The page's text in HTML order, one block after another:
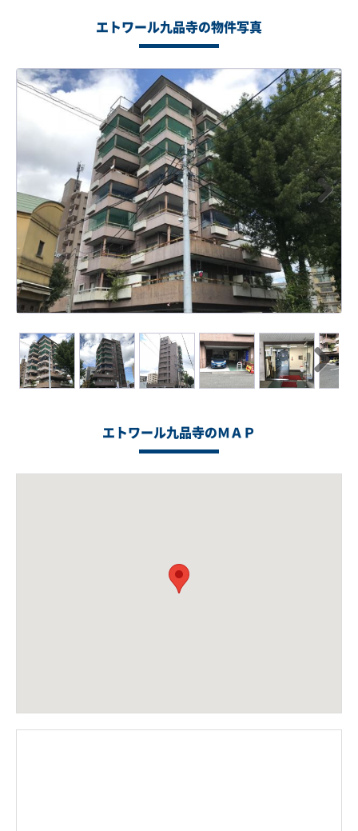
エトワール九品寺の物件写真
Next
Next
エトワール九品寺のＭＡＰ